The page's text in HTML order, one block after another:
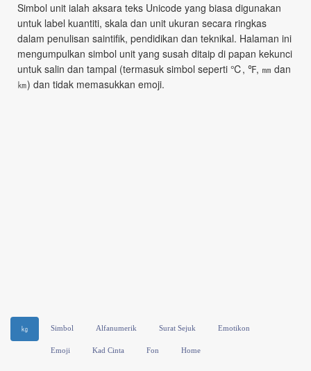
Simbol unit ialah aksara teks Unicode yang biasa digunakan
untuk label kuantiti, skala dan unit ukuran secara ringkas
dalam penulisan saintifik, pendidikan dan teknikal. Halaman ini
mengumpulkan simbol unit yang susah ditaip di papan kekunci
untuk salin dan tampal (termasuk simbol seperti ℃, ℉, ㎜ dan
㎞) dan tidak memasukkan emoji.
㎏ Simbol Alfanumerik Surat Sejuk Emotikon
Emoji Kad Cinta Fon Home